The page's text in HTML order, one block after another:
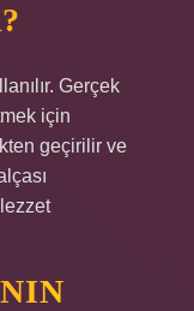
Gerçek
için
geçirilir ve